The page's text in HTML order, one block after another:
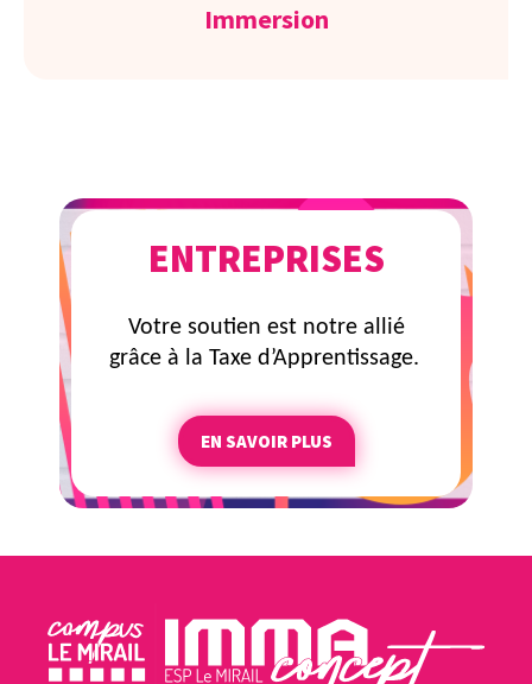
Immersion
ENTREPRISES
Votre soutien est notre allié
grâce à la Taxe d’Apprentissage.
EN SAVOIR PLUS